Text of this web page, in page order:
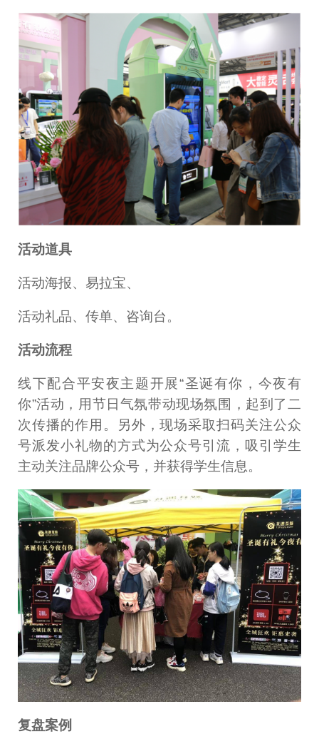
活动道具
活动海报、易拉宝、
活动礼品、传单、咨询台。
活动流程
线下配合平安夜主题开展“圣诞有你，今夜有
你”活动，用节日气氛带动现场氛围，起到了二
次传播的作用。另外，现场采取扫码关注公众
号派发小礼物的方式为公众号引流，吸引学生
主动关注品牌公众号，并获得学生信息。
复盘案例